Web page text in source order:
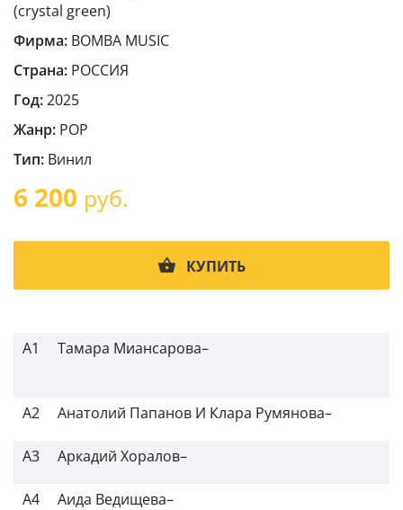
(crystal green)
Фирма: BOMBA MUSIC
Страна: РОССИЯ
Год:2025
Жанр: POP
Тип: Винил
6 200 руб.
КУПИТЬ
A1 Тамара Миансарова–
A2 Анатолий Папанов И Клара Румянова–
A3 Аркадий Хоралов–
A4 Аида Ведищева–